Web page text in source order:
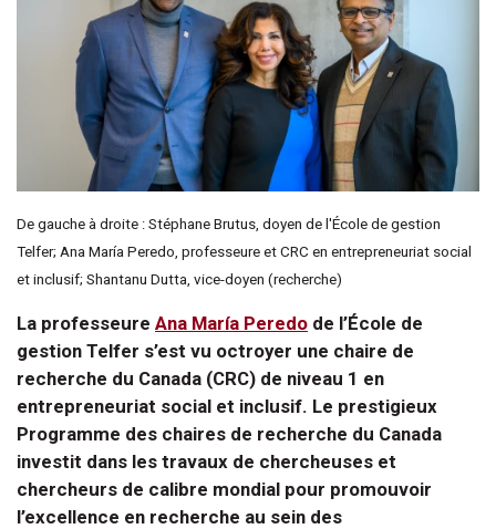
De gauche à droite : Stéphane Brutus, doyen de l'École de gestion
Telfer; Ana María Peredo, professeure et CRC en entrepreneuriat social
et inclusif; Shantanu Dutta, vice-doyen (recherche)
La professeure Ana María Peredo de l’École de
gestion Telfer s’est vu octroyer une chaire de
recherche du Canada (CRC) de niveau 1 en
entrepreneuriat social et inclusif. Le prestigieux
Programme des chaires de recherche du Canada
investit dans les travaux de chercheuses et
chercheurs de calibre mondial pour promouvoir
l’excellence en recherche au sein des